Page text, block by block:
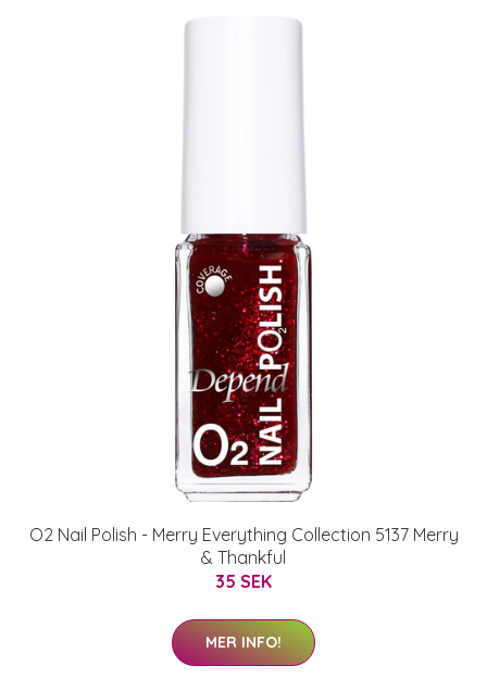
O2 Nail Polish - Merry Everything Collection 5137 Merry
& Thankful
35 SEK
MER INFO!